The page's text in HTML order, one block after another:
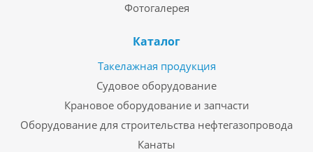
Фотогалерея
Каталог
Такелажная продукция
Судовое оборудование
Крановое оборудование и запчасти
Оборудование для строительства нефтегазопровода
Канаты